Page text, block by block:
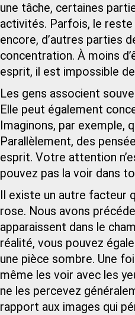
une tâche, certaines
activités. Parfois, le reste
encore, d’autres parties
concentration. À moins
esprit, il est impossible
Les gens associent
Elle peut également
Imaginons, par exemple,
Parallèlement, des
esprit. Votre attention
pouvez pas la voir dans
Il existe un autre
rose. Nous avons
apparaissent dans le
réalité, vous pouvez
une pièce sombre. Une
même les voir avec les
ne les percevez
rapport aux images qui